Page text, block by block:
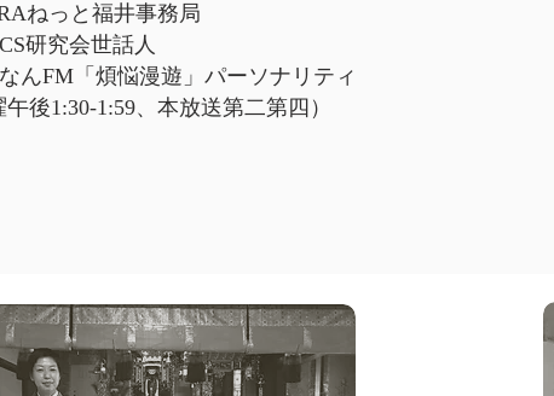
ねっと福井事務局
研究会世話人
んFM「煩悩漫遊」パーソナリティ
午後1:30-1:59、本放送第二第四）